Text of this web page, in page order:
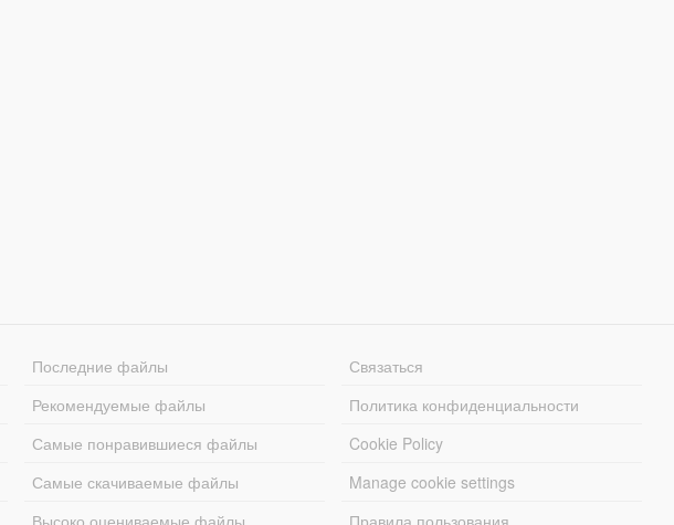
Последние файлы
Рекомендуемые файлы
Самые понравившиеся файлы
Самые скачиваемые файлы
Высоко оцениваемые файлы
Связаться
Политика конфиденциальности
Cookie Policy
Manage cookie settings
Правила пользования